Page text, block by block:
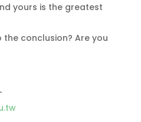
yours is the greatest
conclusion? Are you